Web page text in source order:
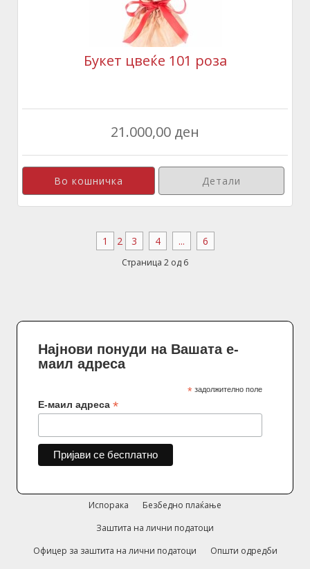
Букет цвеќе 101 роза
21.000,00 ден
Детали
1 2 3 4 ... 6
Страница 2 од 6
Најнови понуди на Вашата е-
маил адреса
* задолжително поле
Е-маил адреса *
Испорака
Безбедно плаќање
Заштита на лични податоци
Офицер за заштита на лични податоци
Општи одредби